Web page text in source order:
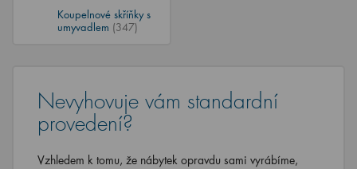
Koupelnové skříňky s
umyvadlem (347)
Nevyhovuje vám standardní
provedení?
Vzhledem k tomu, že nábytek opravdu sami vyrábíme,